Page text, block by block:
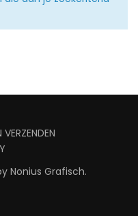
VERZENDEN
Nonius Grafisch.